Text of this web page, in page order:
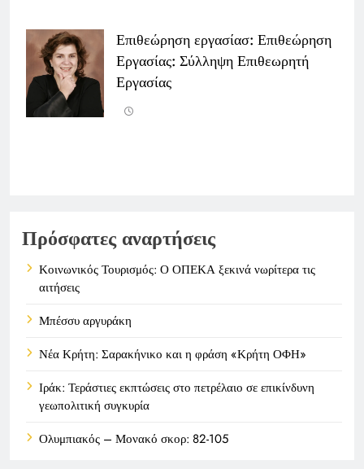
Επιθεώρηση εργασίασ: Επιθεώρηση
Εργασίας: Σύλληψη Επιθεωρητή
Εργασίας
Πρόσφατες αναρτήσεις
Κοινωνικός Τουρισμός: Ο ΟΠΕΚΑ ξεκινά νωρίτερα τις
αιτήσεις
Μπέσσυ αργυράκη
Νέα Κρήτη: Σαρακήνικο και η φράση «Κρήτη ΟΦΗ»
Ιράκ: Τεράστιες εκπτώσεις στο πετρέλαιο σε επικίνδυνη
γεωπολιτική συγκυρία
Ολυμπιακός – Μονακό σκορ: 82-105